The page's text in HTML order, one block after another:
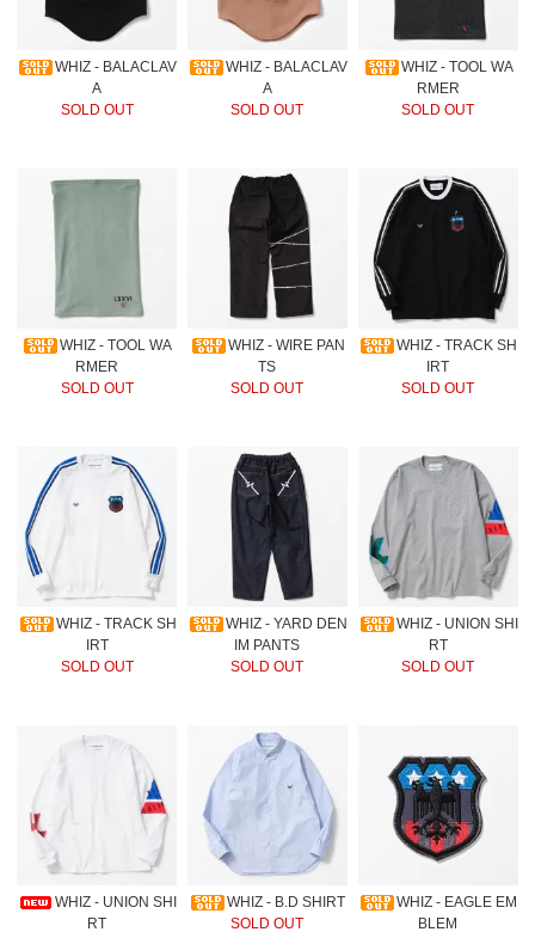
WHIZ - BALACLAV
A
SOLD OUT
WHIZ - BALACLAV
A
SOLD OUT
WHIZ - TOOL WA
RMER
SOLD OUT
WHIZ - TOOL WA
RMER
SOLD OUT
WHIZ - WIRE PAN
TS
SOLD OUT
WHIZ - TRACK SH
IRT
SOLD OUT
WHIZ - TRACK SH
IRT
SOLD OUT
WHIZ - YARD DEN
IM PANTS
SOLD OUT
WHIZ - UNION SHI
RT
SOLD OUT
WHIZ - UNION SHI
RT
WHIZ - B.D SHIRT
SOLD OUT
WHIZ - EAGLE EM
BLEM